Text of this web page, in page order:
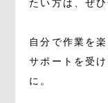
たい方は、ぜ
自分で作業を
サポートを受
に。